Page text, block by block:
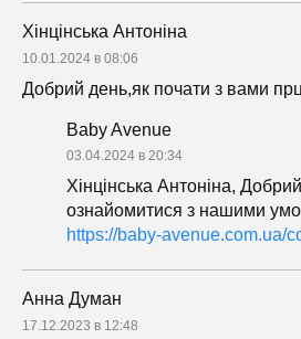
Хінцінська Антоніна
10.01.2024 в 08:06
Добрий день,як почати з вами
Baby Avenue
03.04.2024 в 20:34
Хінцінська Антоніна,
ознайомитися з нашими
https://baby-avenue.com.ua/
Анна Думан
17.12.2023 в 12:48